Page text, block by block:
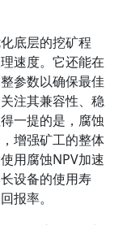
底层的挖矿程
速度。它还能在
参数以确保最佳
注其兼容性、稳
一提的是，腐蚀
增强矿工的整体
用腐蚀NPV加速
设备的使用寿
报率。